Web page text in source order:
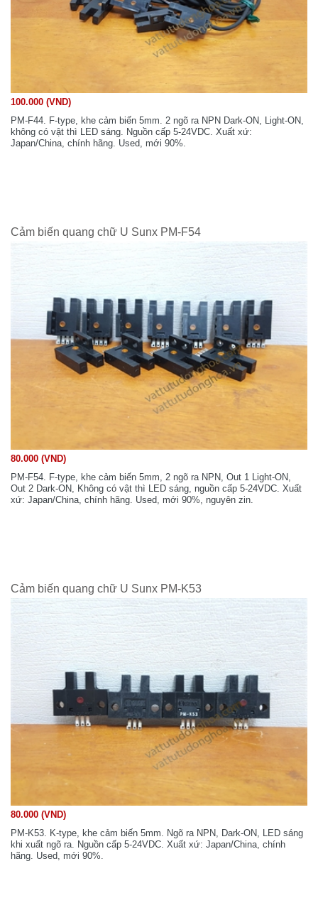
100.000 (VND)
PM-F44. F-type, khe cảm biến 5mm. 2 ngõ ra NPN Dark-ON, Light-ON,
không có vật thì LED sáng. Nguồn cấp 5-24VDC. Xuất xứ:
Japan/China, chính hãng. Used, mới 90%.
Cảm biến quang chữ U Sunx PM-F54
80.000 (VND)
PM-F54. F-type, khe cảm biến 5mm, 2 ngõ ra NPN, Out 1 Light-ON,
Out 2 Dark-ON, Không có vật thì LED sáng, nguồn cấp 5-24VDC. Xuất
xứ: Japan/China, chính hãng. Used, mới 90%, nguyên zin.
Cảm biến quang chữ U Sunx PM-K53
80.000 (VND)
PM-K53. K-type, khe cảm biến 5mm. Ngõ ra NPN, Dark-ON, LED sáng
khi xuất ngõ ra. Nguồn cấp 5-24VDC. Xuất xứ: Japan/China, chính
hãng. Used, mới 90%.